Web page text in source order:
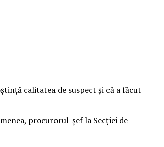
calitatea de suspect și că a făcut
procurorul-șef la Secției de